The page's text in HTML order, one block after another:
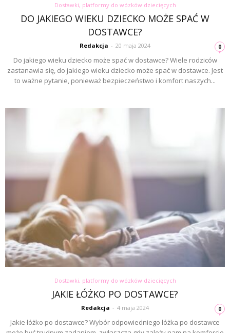
Dostawki, platformy do wózków dziecięcych
DO JAKIEGO WIEKU DZIECKO MOŻE SPAĆ W
DOSTAWCE?
Redakcja - 20 maja 2024 0
Do jakiego wieku dziecko może spać w dostawce? Wiele rodziców
zastanawia się, do jakiego wieku dziecko może spać w dostawce. Jest
to ważne pytanie, ponieważ bezpieczeństwo i komfort naszych...
Dostawki, platformy do wózków dziecięcych
JAKIE ŁÓŻKO PO DOSTAWCE?
Redakcja - 4 maja 2024 0
Jakie łóżko po dostawce? Wybór odpowiedniego łóżka po dostawce